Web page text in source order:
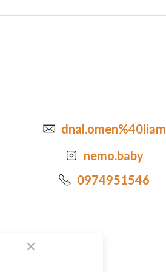
dnal.omen%40liam
nemo.baby
0974951546